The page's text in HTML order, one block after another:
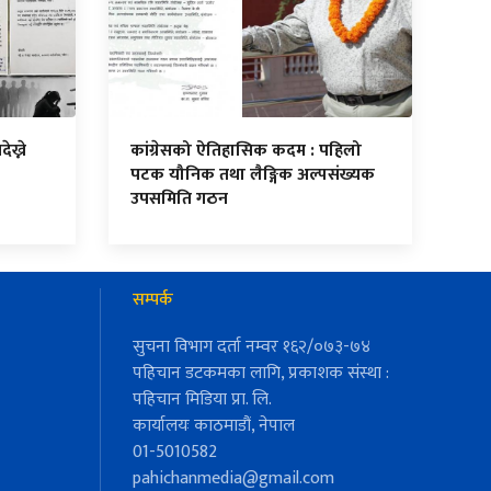
कांग्रेसको ऐतिहासिक कदम : पहिलो
पटक यौनिक तथा लैङ्गिक अल्पसंख्यक
उपसमिति गठन
सम्पर्क
सुचना विभाग दर्ता नम्वर १६२/०७३-७४
पहिचान डटकमका लागि, प्रकाशक संस्था :
पहिचान मिडिया प्रा. लि.
कार्यालयः काठमाडौं, नेपाल
01-5010582
pahichanmedia@gmail.com